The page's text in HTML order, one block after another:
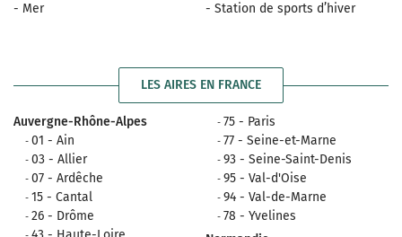
- Mer
- Station de sports d’hiver
LES AIRES EN FRANCE
Auvergne-Rhône-Alpes
01 - Ain
03 - Allier
07 - Ardêche
15 - Cantal
26 - Drôme
75 - Paris
77 - Seine-et-Marne
93 - Seine-Saint-Denis
95 - Val-d'Oise
94 - Val-de-Marne
78 - Yvelines